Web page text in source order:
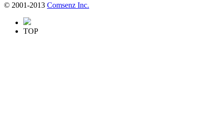
© 2001-2013 Comsenz Inc.
TOP